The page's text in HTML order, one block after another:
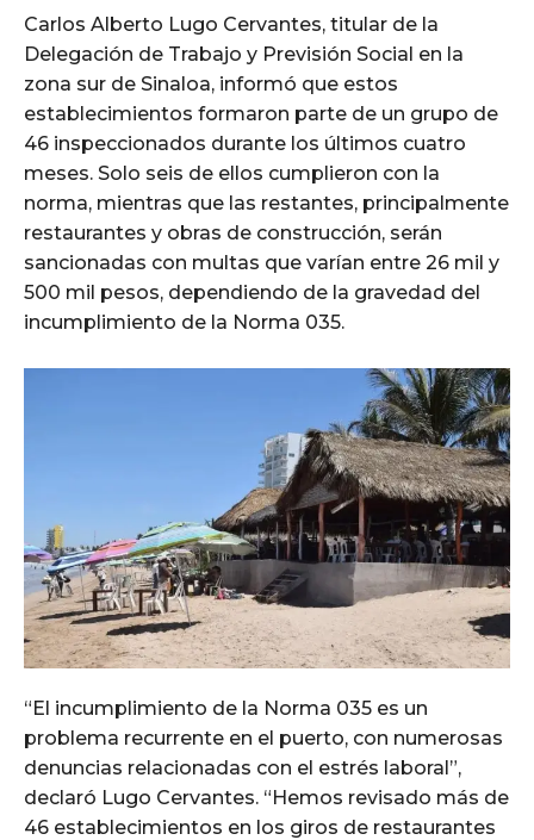
Carlos Alberto Lugo Cervantes, titular de la
Delegación de Trabajo y Previsión Social en la
zona sur de Sinaloa, informó que estos
establecimientos formaron parte de un grupo de
46 inspeccionados durante los últimos cuatro
meses. Solo seis de ellos cumplieron con la
norma, mientras que las restantes, principalmente
restaurantes y obras de construcción, serán
sancionadas con multas que varían entre 26 mil y
500 mil pesos, dependiendo de la gravedad del
incumplimiento de la Norma 035.
“El incumplimiento de la Norma 035 es un
problema recurrente en el puerto, con numerosas
denuncias relacionadas con el estrés laboral”,
declaró Lugo Cervantes. “Hemos revisado más de
46 establecimientos en los giros de restaurantes